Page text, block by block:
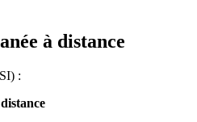
à distance
: